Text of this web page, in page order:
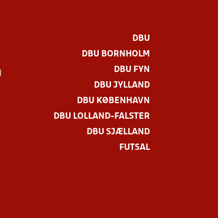
DBU
DBU BORNHOLM
DBU FYN
DBU JYLLAND
DBU KØBENHAVN
DBU LOLLAND-FALSTER
DBU SJÆLLAND
FUTSAL